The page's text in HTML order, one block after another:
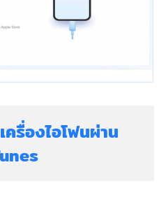
รื่องไอโฟนผ่าน